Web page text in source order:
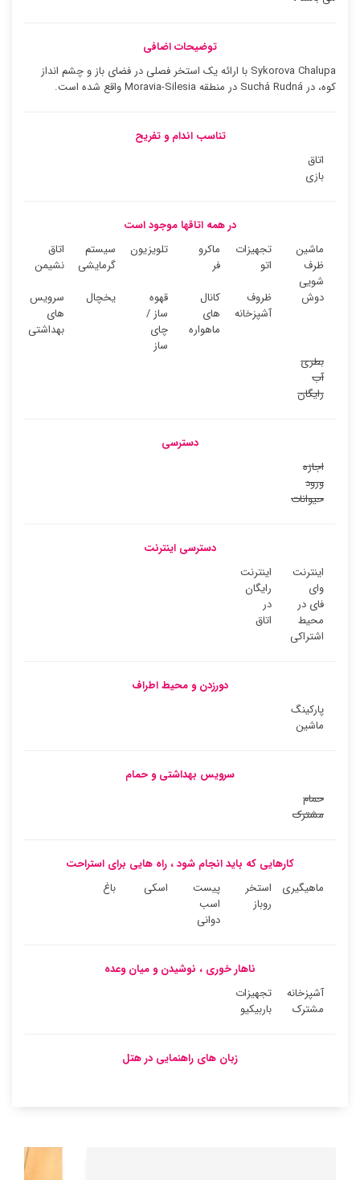
توضیحات اضافی
Sykorova Chalupa با ارائه یک استخر فصلی در فضای باز و چشم انداز
کوه، در Suchá Rudná در منطقه Moravia-Silesia واقع شده است.
تناسب اندام و تفریح
اتاق
بازی
در همه اتاقها موجود است
ماشین
ظرف
شویی
تجهیزات
اتو
ماکرو
فر
تلویزیون
سیستم
گرمایشی
اتاق
نشیمن
دوش
ظروف
آشپزخانه
کانال
های
ماهواره
قهوه
ساز /
چای
ساز
یخچال
سرویس
های
بهداشتی
بطری
آب
رایگان
دسترسی
اجازه
ورود
حیوانات
دسترسی اینترنت
اینترنت
وای
فای در
محیط
اشتراکی
اینترنت
رایگان
در
اتاق
دورزدن و محیط اطراف
پارکینگ
ماشین
سرویس بهداشتی و حمام
حمام
مشترک
کارهایی که باید انجام شود ، راه هایی برای استراحت
ماهیگیری
استخر
روباز
پیست
اسب
دوانی
اسکی باغ
ناهار خوری ، نوشیدن و میان وعده
آشپزخانه
مشترک
تجهیزات
باربیکیو
زبان های راهنمایی در هتل